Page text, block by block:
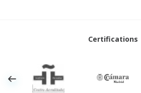
Certifications